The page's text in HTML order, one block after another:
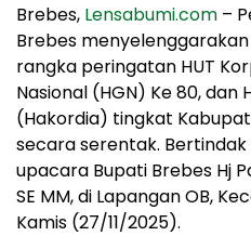
Brebes, Lensabumi.com –
Brebes
rangka peringatan HUT
Nasional (HGN) Ke 80, dan
(Hakordia) tingkat
secara serentak.
upacara Bupati Brebes Hj
SE MM, di Lapangan OB,
Kamis (27/11/2025).